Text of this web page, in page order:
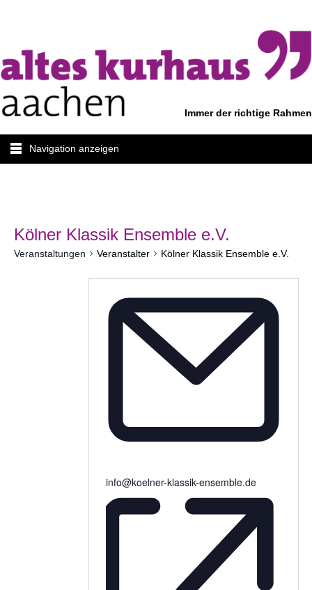
Immer der richtige Rahmen
Navigation anzeigen
Kölner Klassik Ensemble e.V.
Veranstaltungen Veranstalter Kölner Klassik Ensemble e.V.
info@koelner-klassik-ensemble.de